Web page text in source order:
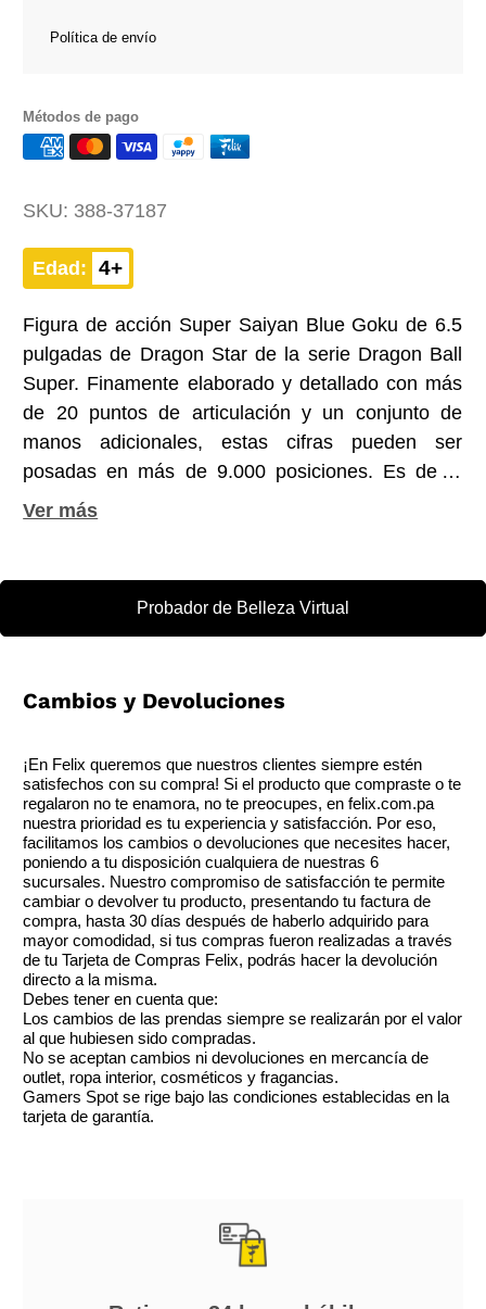
Política de envío
Métodos de pago
SKU: 388-37187
Edad: 4+
Figura de acción Super Saiyan Blue Goku de 6.5
pulgadas de Dragon Star de la serie Dragon Ball
Super. Finamente elaborado y detallado con más
de 20 puntos de articulación y un conjunto de
manos adicionales, estas cifras pueden ser
posadas en más de 9.000 posiciones. Es de la
más alta calidad, y lo más cerca que puedes llegar
Probador de Belleza Virtual
Cambios y Devoluciones
¡En Felix queremos que nuestros clientes siempre estén
satisfechos con su compra! Si el producto que compraste o te
regalaron no te enamora, no te preocupes, en felix.com.pa
nuestra prioridad es tu experiencia y satisfacción. Por eso,
facilitamos los cambios o devoluciones que necesites hacer,
poniendo a tu disposición cualquiera de nuestras 6
sucursales. Nuestro compromiso de satisfacción te permite
cambiar o devolver tu producto, presentando tu factura de
compra, hasta 30 días después de haberlo adquirido para
mayor comodidad, si tus compras fueron realizadas a través
de tu Tarjeta de Compras Felix, podrás hacer la devolución
directo a la misma.
Debes tener en cuenta que:
Los cambios de las prendas siempre se realizarán por el valor
al que hubiesen sido compradas.
No se aceptan cambios ni devoluciones en mercancía de
outlet, ropa interior, cosméticos y fragancias.
Gamers Spot se rige bajo las condiciones establecidas en la
tarjeta de garantía.